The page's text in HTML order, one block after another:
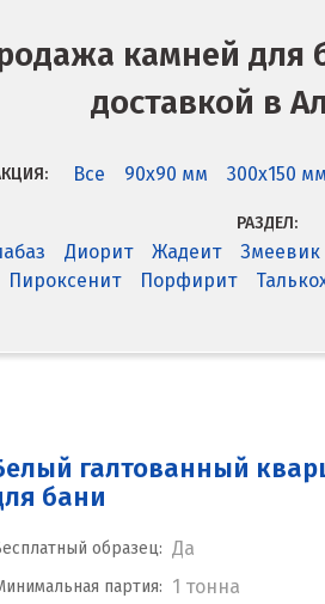
камней для
доставкой в
Все 90x90 мм 300x150 мм
РАЗДЕЛ:
Диорит Жадеит Змеевик
Пироксенит
Порфирит
галтованный
бани
образец: Да
партия: 1 тонна